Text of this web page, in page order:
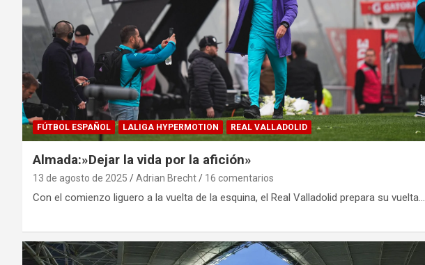
FÚTBOL ESPAÑOL LALIGA HYPERMOTION REAL VALLADOLID
Almada:»Dejar la vida por la afición»
13 de agosto de 2025 Adrian Brecht 16 comentarios
Con el comienzo liguero a la vuelta de la esquina, el Real Valladolid prepara su vuelta…